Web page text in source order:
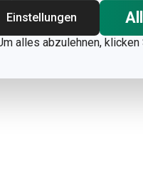
Einstellungen
alles abzulehnen, klicken